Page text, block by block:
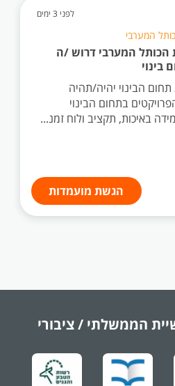
לפני 3 ימים
המערבי
הכותל המערבי דרוש /ה
בינוי
הבינוי יהיה/תהיה
בתחום הבינוי
באיכות, תקציב ולוח זמנ...
הגשת מועמדות
הממשלתי / ציבורי